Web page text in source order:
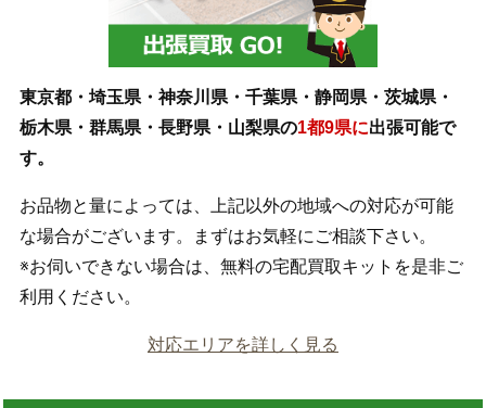
東京都・埼玉県・神奈川県・千葉県・静岡県・茨城県・
栃木県・群馬県・長野県・山梨県の1都9県に出張可能で
す。
お品物と量によっては、上記以外の地域への対応が可能
な場合がございます。まずはお気軽にご相談下さい。
※お伺いできない場合は、無料の宅配買取キットを是非ご
利用ください。
対応エリアを詳しく見る